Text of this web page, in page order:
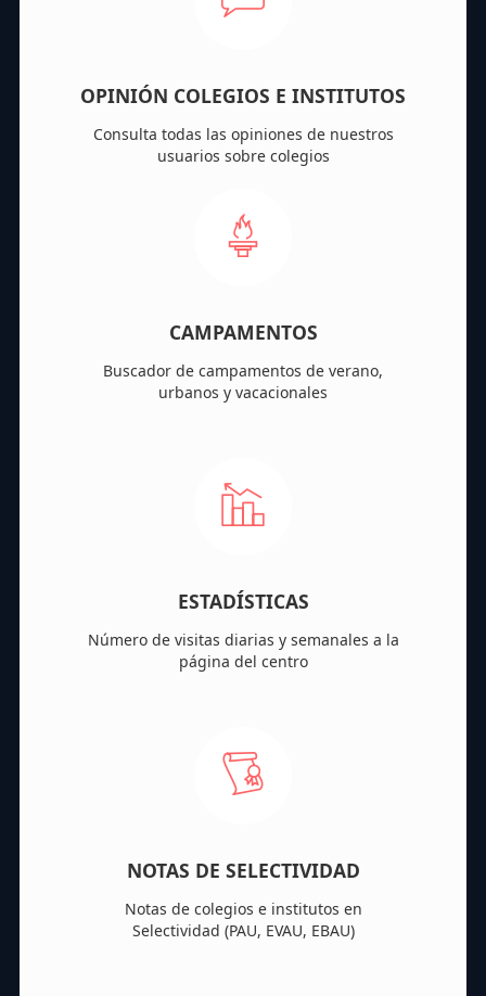
OPINIÓN COLEGIOS E INSTITUTOS
Consulta todas las opiniones de nuestros
usuarios sobre colegios
CAMPAMENTOS
Buscador de campamentos de verano,
urbanos y vacacionales
ESTADÍSTICAS
Número de visitas diarias y semanales a la
página del centro
NOTAS DE SELECTIVIDAD
Notas de colegios e institutos en
Selectividad (PAU, EVAU, EBAU)